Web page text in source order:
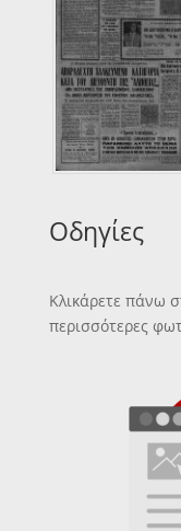
Οδηγίες
Κλικάρετε πάνω
περισσότερες